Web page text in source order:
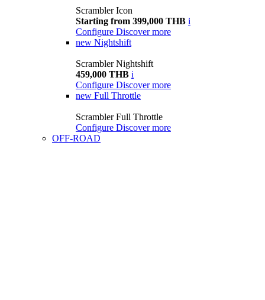
Scrambler Icon
Starting from 399,000 THB i
Configure Discover more
new Nightshift
Scrambler Nightshift
459,000 THB i
Configure Discover more
new Full Throttle
Scrambler Full Throttle
Configure Discover more
OFF-ROAD